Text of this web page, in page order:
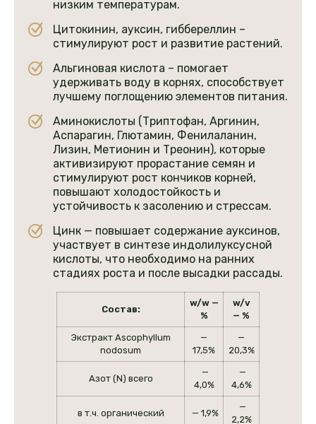
низким температурам.
Цитокинин, ауксин, гиббереллин –
стимулируют рост и развитие растений.
Альгиновая кислота – помогает
удерживать воду в корнях, способствует
лучшему поглощению элементов питания.
Аминокислоты (Триптофан, Аргинин,
Аспарагин, Глютамин, Фенилаланин,
Лизин, Метионин и Треонин), которые
активизируют прорастание семян и
стимулируют рост кончиков корней,
повышают холодостойкость и
устойчивость к засолению и стрессам.
Цинк — повышает содержание ауксинов,
участвует в синтезе индолилуксусной
кислоты, что необходимо на ранних
стадиях роста и после высадки рассады.
Состав:
w/w —
%
w/v
— %
Экстракт Ascophyllum
nodosum
—
17,5%
—
20,3%
Азот (N) всего
—
4,0%
—
4,6%
в т.ч. органический — 1,9%
—
2,2%